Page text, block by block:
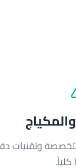
وتقنيات
كلياً.